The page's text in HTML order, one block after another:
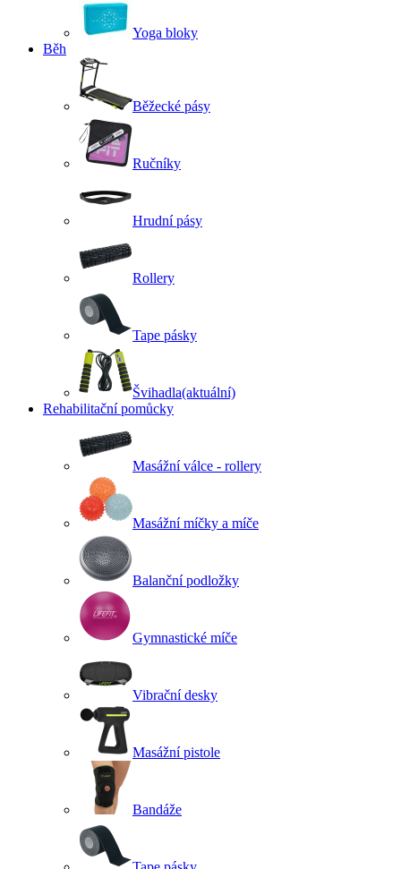
Yoga bloky
Běh
Běžecké pásy
Ručníky
Hrudní pásy
Rollery
Tape pásky
Švihadla(aktuální)
Rehabilitační pomůcky
Masážní válce - rollery
Masážní míčky a míče
Balanční podložky
Gymnastické míče
Vibrační desky
Masážní pistole
Bandáže